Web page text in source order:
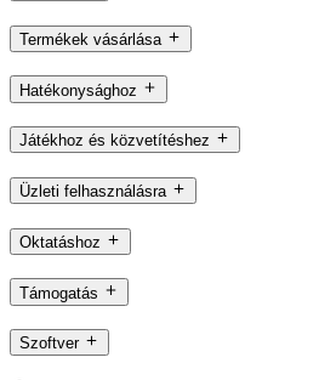
Termékek vásárlása
Hatékonysághoz
Játékhoz és közvetítéshez
Üzleti felhasználásra
Oktatáshoz
Támogatás
Szoftver